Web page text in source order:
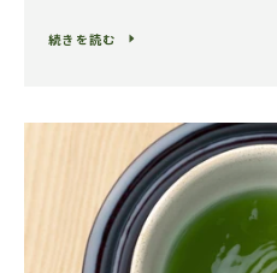
続きを読む